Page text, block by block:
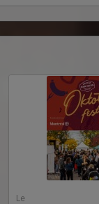
Le